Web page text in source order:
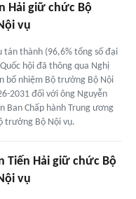
Hải giữ chức Bộ
vụ
tán thành (96,6% tổng số đại
hội đã thông qua Nghị
bổ nhiệm Bộ trưởng Bộ Nội
2031 đối với ông Nguyễn
Ban Chấp hành Trung ương
trưởng Bộ Nội vụ.
Tiến Hải giữ chức Bộ
vụ